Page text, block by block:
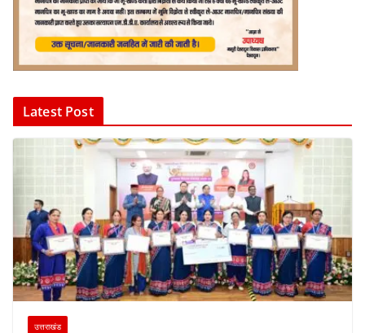
Latest Post
उत्तराखंड